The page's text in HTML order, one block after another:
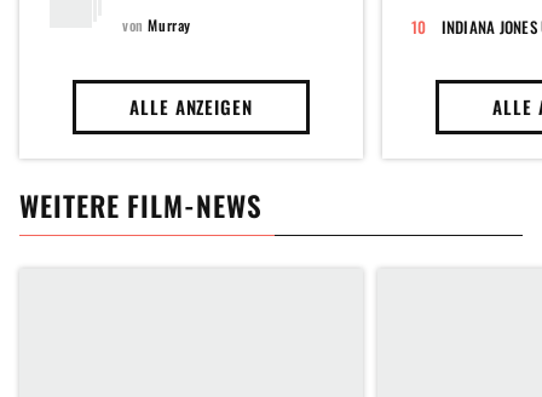
vonMurray
ALLE ANZEIGEN ALLE
WEITERE FILM-NEWS